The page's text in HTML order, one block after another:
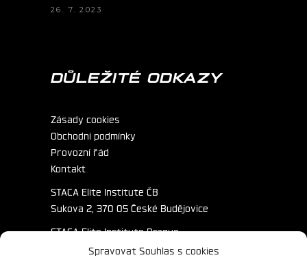
Spravovat Souhlas s cookies
26. 7. 2023
DŮLEŽITÉ ODKAZY
Zásady cookies
Obchodní podmínky
Provozní řád
Kontakt
STACA Elite Institute ČB
Sukova 2, 370 05 České Budějovice
STACA Elite Institute Prague
Primátorská 172/3, 180 00 Praha